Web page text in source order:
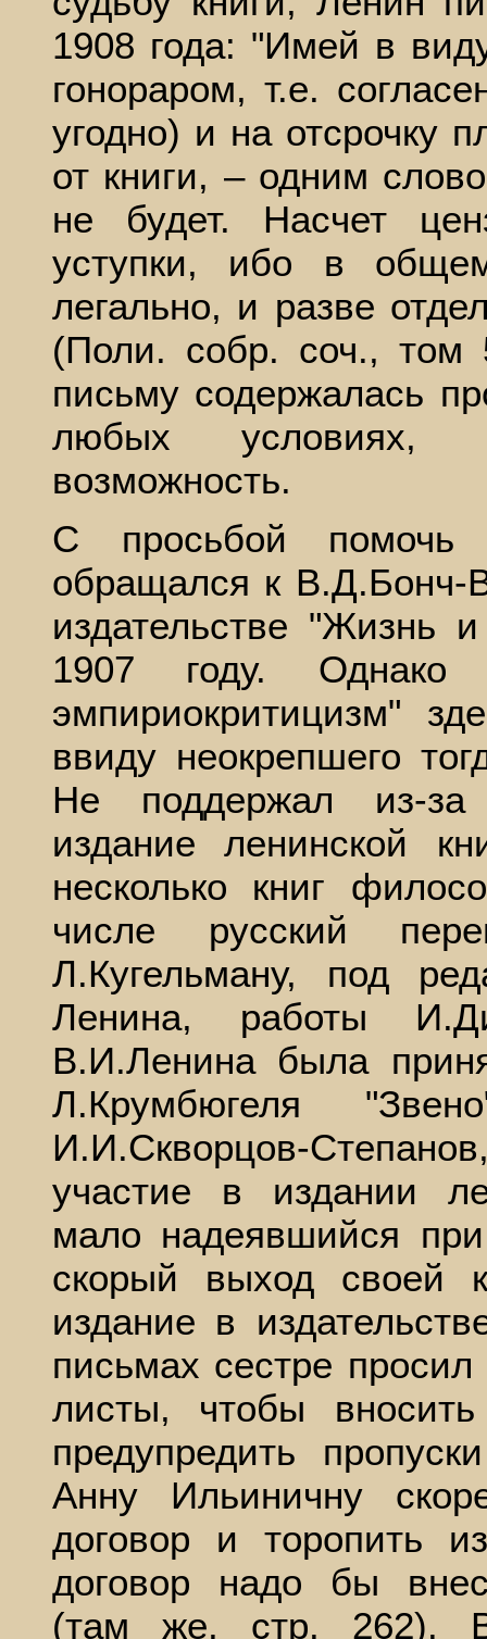
1908 года: "Имей в
гонораром, т.е.
угодно) и на отсрочку
от книги, – одним
не будет. Насчет
уступки, ибо в
легально, и разве
(Поли. собр. соч., том
письму содержалась
любых условиях,
возможность.
С просьбой
обращался к В.Д.Бонч-
издательстве "Жизнь
1907 году. Однако
эмпириокритицизм"
ввиду неокрепшего
Не поддержал из-за
издание ленинской
несколько книг
числе русский
Л.Кугельману, под
Ленина, работы
В.И.Ленина была
Л.Крумбюгеля
И.И.Скворцов-
участие в издании
мало надеявшийся
скорый выход своей
издание в
письмах сестре
листы, чтобы
предупредить
Анну Ильиничну
договор и торопить
договор надо бы
(там же, стр. 262).